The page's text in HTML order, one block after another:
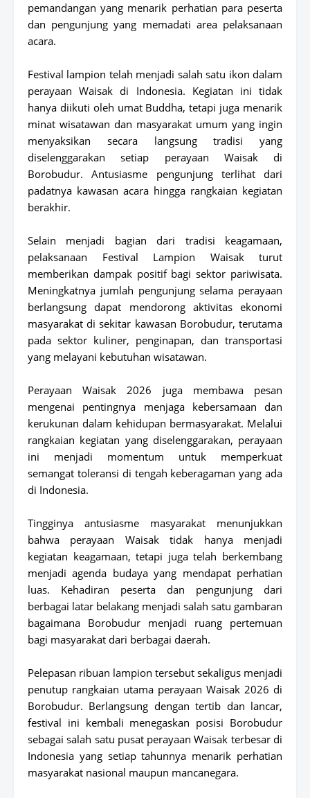
pemandangan yang menarik perhatian para peserta
dan pengunjung yang memadati area pelaksanaan
acara.
Festival lampion telah menjadi salah satu ikon dalam
perayaan Waisak di Indonesia. Kegiatan ini tidak
hanya diikuti oleh umat Buddha, tetapi juga menarik
minat wisatawan dan masyarakat umum yang ingin
menyaksikan secara langsung tradisi yang
diselenggarakan setiap perayaan Waisak di
Borobudur. Antusiasme pengunjung terlihat dari
padatnya kawasan acara hingga rangkaian kegiatan
berakhir.
Selain menjadi bagian dari tradisi keagamaan,
pelaksanaan Festival Lampion Waisak turut
memberikan dampak positif bagi sektor pariwisata.
Meningkatnya jumlah pengunjung selama perayaan
berlangsung dapat mendorong aktivitas ekonomi
masyarakat di sekitar kawasan Borobudur, terutama
pada sektor kuliner, penginapan, dan transportasi
yang melayani kebutuhan wisatawan.
Perayaan Waisak 2026 juga membawa pesan
mengenai pentingnya menjaga kebersamaan dan
kerukunan dalam kehidupan bermasyarakat. Melalui
rangkaian kegiatan yang diselenggarakan, perayaan
ini menjadi momentum untuk memperkuat
semangat toleransi di tengah keberagaman yang ada
di Indonesia.
Tingginya antusiasme masyarakat menunjukkan
bahwa perayaan Waisak tidak hanya menjadi
kegiatan keagamaan, tetapi juga telah berkembang
menjadi agenda budaya yang mendapat perhatian
luas. Kehadiran peserta dan pengunjung dari
berbagai latar belakang menjadi salah satu gambaran
bagaimana Borobudur menjadi ruang pertemuan
bagi masyarakat dari berbagai daerah.
Pelepasan ribuan lampion tersebut sekaligus menjadi
penutup rangkaian utama perayaan Waisak 2026 di
Borobudur. Berlangsung dengan tertib dan lancar,
festival ini kembali menegaskan posisi Borobudur
sebagai salah satu pusat perayaan Waisak terbesar di
Indonesia yang setiap tahunnya menarik perhatian
masyarakat nasional maupun mancanegara.